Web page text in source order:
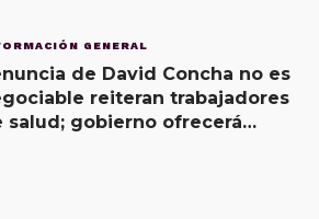
GENERAL
de David Concha no es
reiteran trabajadores
salud; gobierno ofrecerá